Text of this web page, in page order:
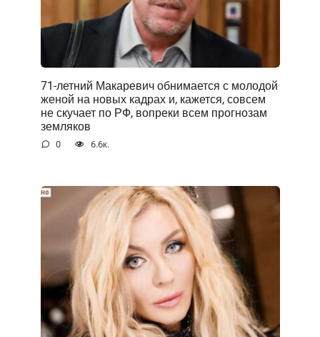
71-летний Макаревич обнимается с молодой
женой на новых кадрах и, кажется, совсем
не скучает по РФ, вопреки всем прогнозам
земляков
0 6.6к.